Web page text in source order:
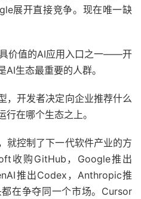
展开直接竞争。现在唯一缺
价值的AI应用入口之一——开
生态最重要的人群。
，开发者决定向企业推荐什么
在哪个生态之上。
就控制了下一代软件产业的方
收购GitHub，Google推出
推出Codex，Anthropic推
在争夺同一个市场。Cursor